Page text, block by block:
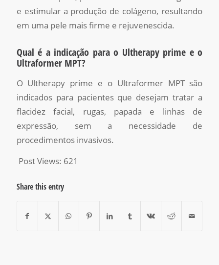
e estimular a produção de colágeno, resultando
em uma pele mais firme e rejuvenescida.
Qual é a indicação para o Ultherapy prime e o
Ultraformer MPT?
O Ultherapy prime e o Ultraformer MPT são
indicados para pacientes que desejam tratar a
flacidez facial, rugas, papada e linhas de
expressão, sem a necessidade de
procedimentos invasivos.
Post Views: 621
Share this entry